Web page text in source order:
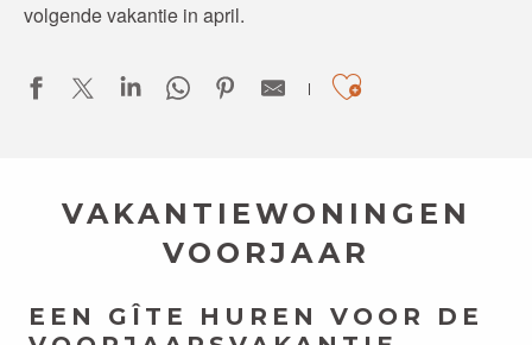
volgende vakantie in april.
Ajouter
VAKANTIEWONINGEN
VOORJAAR
EEN GÎTE HUREN VOOR DE